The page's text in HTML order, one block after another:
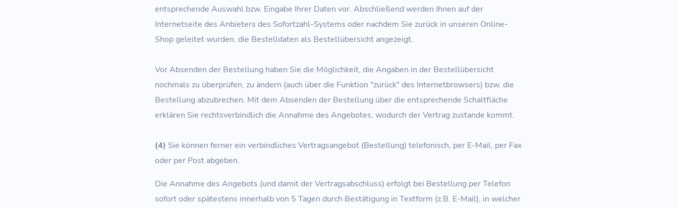
entsprechende Auswahl bzw. Eingabe Ihrer Daten vor. Abschließend werden Ihnen auf der
Internetseite des Anbieters des Sofortzahl-Systems oder nachdem Sie zurück in unseren Online-
Shop geleitet wurden, die Bestelldaten als Bestellübersicht angezeigt.
Vor Absenden der Bestellung haben Sie die Möglichkeit, die Angaben in der Bestellübersicht
nochmals zu überprüfen, zu ändern (auch über die Funktion "zurück" des Internetbrowsers) bzw. die
Bestellung abzubrechen. Mit dem Absenden der Bestellung über die entsprechende Schaltfläche
erklären Sie rechtsverbindlich die Annahme des Angebotes, wodurch der Vertrag zustande kommt.
(4) Sie können ferner ein verbindliches Vertragsangebot (Bestellung) telefonisch, per E-Mail, per Fax
oder per Post abgeben.
Die Annahme des Angebots (und damit der Vertragsabschluss) erfolgt bei Bestellung per Telefon
sofort oder spätestens innerhalb von 5 Tagen durch Bestätigung in Textform (z.B. E-Mail), in welcher